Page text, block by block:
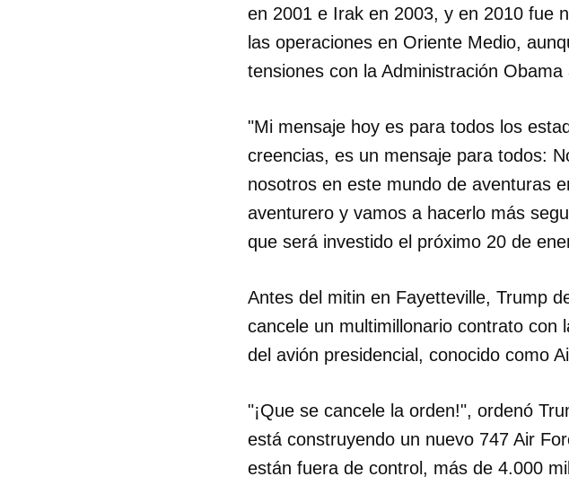
en 2001 e Irak en 2003, y en 2010 fue
las operaciones en Oriente Medio,
tensiones con la Administración
"Mi mensaje hoy es para todos los
creencias, es un mensaje para todos:
nosotros en este mundo de aventuras
aventurero y vamos a hacerlo más
que será investido el próximo 20 de
Antes del mitin en Fayetteville, Trump
cancele un multimillonario contrato con
del avión presidencial, conocido como
"¡Que se cancele la orden!", ordenó
está construyendo un nuevo 747 Air
están fuera de control, más de 4.000